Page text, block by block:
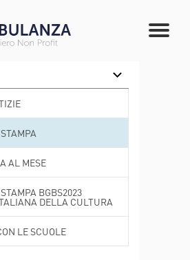
AL MESE
BGBS2023
DELLA CULTURA
LE SCUOLE